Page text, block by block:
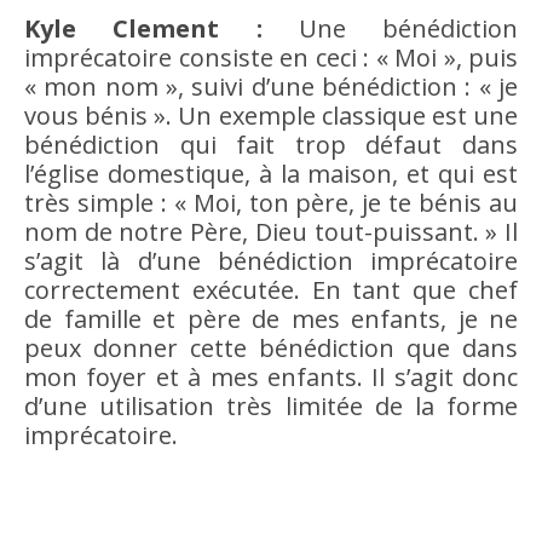
Kyle Clement : Une bénédiction
imprécatoire consiste en ceci : « Moi », puis
« mon nom », suivi d’une bénédiction : « je
vous bénis ». Un exemple classique est une
bénédiction qui fait trop défaut dans
l’église domestique, à la maison, et qui est
très simple : « Moi, ton père, je te bénis au
nom de notre Père, Dieu tout-puissant. » Il
s’agit là d’une bénédiction imprécatoire
correctement exécutée. En tant que chef
de famille et père de mes enfants, je ne
peux donner cette bénédiction que dans
mon foyer et à mes enfants. Il s’agit donc
d’une utilisation très limitée de la forme
imprécatoire.